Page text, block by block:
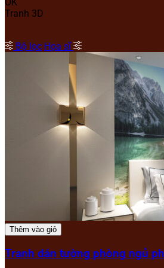
Tranh 3D
Bộ lọc Họa sĩ
Thêm vào giỏ
Tranh dán tường phòng ngủ